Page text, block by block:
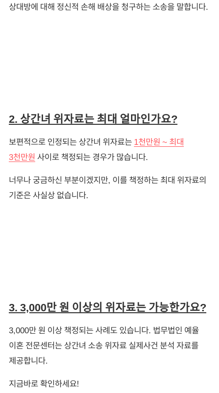
상대방에 대해 정신적 손해 배상을 청구하는 소송을 말합니다.
2. 상간녀 위자료는 최대 얼마인가요?
보편적으로 인정되는 상간녀 위자료는 1천만원 ~ 최대
3천만원 사이로 책정되는 경우가 많습니다.
너무나 궁금하신 부분이겠지만, 이를 책정하는 최대 위자료의
기준은 사실상 없습니다.
3. 3,000만 원 이상의 위자료는 가능한가요?
3,000만 원 이상 책정되는 사례도 있습니다. 법무법인 예율
이혼 전문센터는 상간녀 소송 위자료 실제사건 분석 자료를
제공합니다.
지금바로 확인하세요!